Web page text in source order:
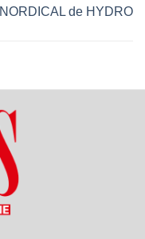
NORDICAL de HYDRO